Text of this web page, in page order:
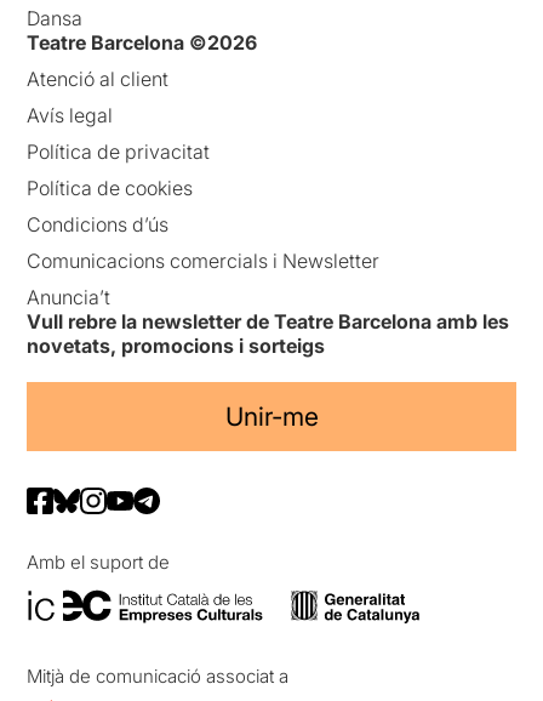
Dansa
Teatre Barcelona ©2026
Atenció al client
Avís legal
Política de privacitat
Política de cookies
Condicions d’ús
Comunicacions comercials i Newsletter
Anuncia’t
Vull rebre la newsletter de Teatre Barcelona amb les
novetats, promocions i sorteigs
Unir-me
Amb el suport de
Mitjà de comunicació associat a